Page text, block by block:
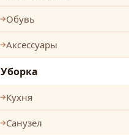
Обувь
Аксессуары
Уборка
Кухня
Санузел